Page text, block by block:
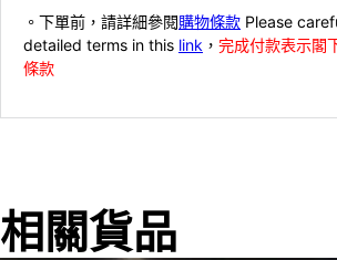
。下單前，請詳細參閱購物條款 Please
detailed terms in this link ， 完成付款表示閣
條款
相關貨品